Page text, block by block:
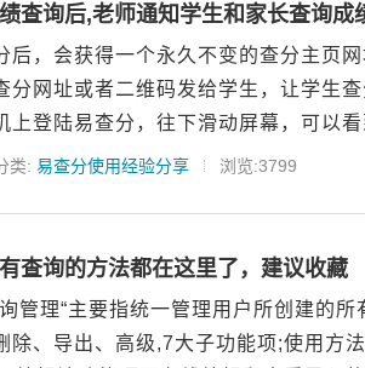
查询后,老师通知学生和家长查询成
后，会获得一个永久不变的查分主页
分网址或者二维码发给学生，让学生
上登陆易查分，往下滑动屏幕，可以
类: 易查分使用经验分享 浏览:3799
查询的方法都在这里了，建议收藏
管理“主要指统一管理用户所创建的
除、导出、高级,7大子功能项;使用方